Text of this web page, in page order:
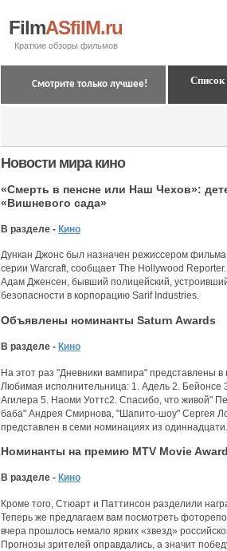
FilmASfilM.ru
Краткие обзоры фильмов
Смотрите только лучшее!
Новости мира кино
«Смерть в пенсне или Наш Чехов»:
«Вишневого сада»
В разделе - Кино
Дункан Джонс был назначен режиссером
серии Warcraft, сообщает The Hollywood
Адам Дженсен, бывший полицейский,
безопасности в корпорацию Sarif Industries.
Объявлены номинанты Saturn Awards
В разделе - Кино
На этот раз "Дневники вампира" представлены
Любимая исполнительница: 1. Адель 2. Бейонсе
Агилера 5. Наоми Уоттс2. Спасибо, что живой"
баба" Андрея Смирнова, "Шапито-шоу" Сергея
представлен в семи номинациях из одиннадцати.
Номинанты на премию MTV Movie
В разделе - Кино
Кроме того, Стюарт и Паттинсон разделили
Теперь же предлагаем вам посмотреть
вчера прошлось немало ярких «звезд»
Прогнозы зрителей оправдались, а значит